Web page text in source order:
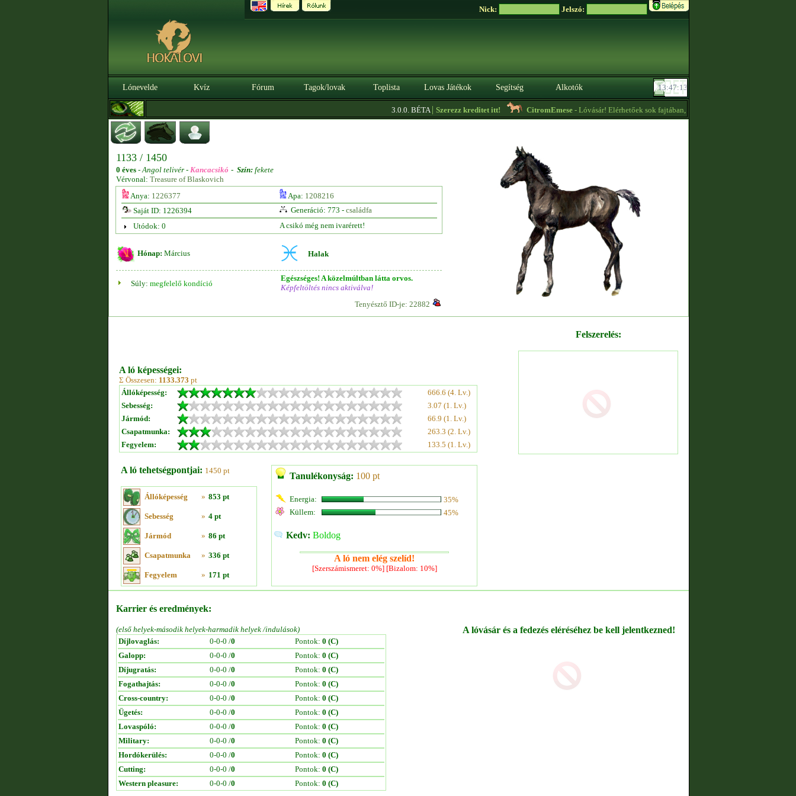
Nick: Jelszó:
Lónevelde Kvíz Fórum Tagok/lovak Toplista Lovas Játékok Segítség Alkotók
3.0.0. BÉTA|Szerezz kreditet itt! CitromEmese- Lóvásár! Elérhetőek sok fajtában, olcsó áron, sőt ingyen is lovak!
1133 / 1450
0 éves -Angol telivér - Kancacsikó - Szín: fekete
Vérvonal: Treasure of Blaskovich
Anya: 1226377 Apa: 1208216
Saját ID: 1226394
Generáció: 773 - családfa
Utódok: 0
A csikó még nem ivarérett!
Hónap: Március Halak
Súly: megfelelő kondíció
Egészséges! A közelmúltban látta orvos.
Képfeltöltés nincs aktiválva!
Tenyésztő ID-je: 22882
A ló képességei:
Σ Összesen: 1133.373 pt
Állóképesség:
666.6 (4. Lv.)
Sebesség:
3.07 (1. Lv.)
Jármód:
66.9 (1. Lv.)
Csapatmunka:
263.3 (2. Lv.)
Fegyelem:
133.5 (1. Lv.)
A ló tehetségpontjai: 1450 pt
Állóképesség » 853 pt
Sebesség » 4 pt
Jármód » 86 pt
Csapatmunka » 336 pt
Fegyelem » 171 pt
Tanulékonyság: 100 pt
Energia:
35%
Küllem:
45%
Kedv: Boldog
A ló nem elég szelíd!
[Szerszámismeret: 0%] [Bizalom: 10%]
Felszerelés:
Karrier és eredmények:
(első helyek-második helyek-harmadik helyek /indulások)
Díjlovaglás:
0-0-0 /0 Pontok: 0 (C)
Galopp:
0-0-0 /0 Pontok: 0 (C)
Díjugratás:
0-0-0 /0 Pontok: 0 (C)
Fogathajtás:
0-0-0 /0 Pontok: 0 (C)
Cross-country:
0-0-0 /0 Pontok: 0 (C)
Ügetés:
0-0-0 /0 Pontok: 0 (C)
Lovaspóló:
0-0-0 /0 Pontok: 0 (C)
Military:
0-0-0 /0 Pontok: 0 (C)
Hordókerülés:
0-0-0 /0 Pontok: 0 (C)
Cutting:
0-0-0 /0 Pontok: 0 (C)
Western pleasure:
0-0-0 /0 Pontok: 0 (C)
A lóvásár és a fedezés eléréséhez be kell jelentkezned!